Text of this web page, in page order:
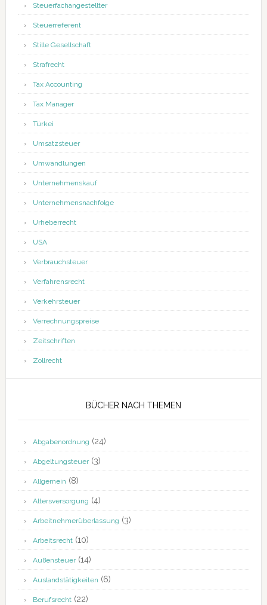
Steuerfachangestellter
Steuerreferent
Stille Gesellschaft
Strafrecht
Tax Accounting
Tax Manager
Türkei
Umsatzsteuer
Umwandlungen
Unternehmenskauf
Unternehmensnachfolge
Urheberrecht
USA
Verbrauchsteuer
Verfahrensrecht
Verkehrsteuer
Verrechnungspreise
Zeitschriften
Zollrecht
BÜCHER NACH THEMEN
Abgabenordnung (24)
Abgeltungsteuer(3)
Allgemein (8)
Altersversorgung (4)
Arbeitnehmerüberlassung (3)
Arbeitsrecht(10)
Außensteuer(14)
Auslandstätigkeiten (6)
Berufsrecht(22)